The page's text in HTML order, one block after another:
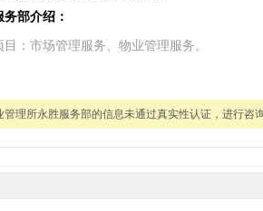
部介绍：
：市场管理服务、物业管理服务。
理所永胜服务部的信息未通过真实性认证，进行咨